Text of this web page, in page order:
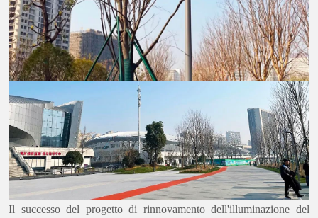
Il successo del progetto di rinnovamento dell'illuminazione del